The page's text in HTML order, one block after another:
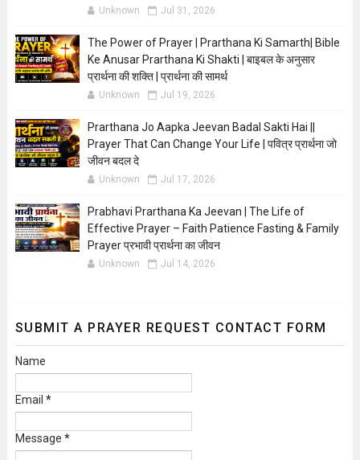
Unknown Jul 31, 2026
The Power of Prayer | Prarthana Ki Samarth| Bible
Ke Anusar Prarthana Ki Shakti | बाइबल के अनुसार
प्रार्थना की शक्ति | प्रार्थना की सामर्थ
Unknown Jul 19, 2026
Prarthana Jo Aapka Jeevan Badal Sakti Hai ||
Prayer That Can Change Your Life | पवित्र प्रार्थना जो
जीवन बदल दे
Unknown Jul 17, 2026
Prabhavi Prarthana Ka Jeevan | The Life of
Effective Prayer – Faith Patience Fasting & Family
Prayer प्रभावी प्रार्थना का जीवन
Unknown Jul 14, 2026
SUBMIT A PRAYER REQUEST CONTACT FORM
Name
Email *
Message *